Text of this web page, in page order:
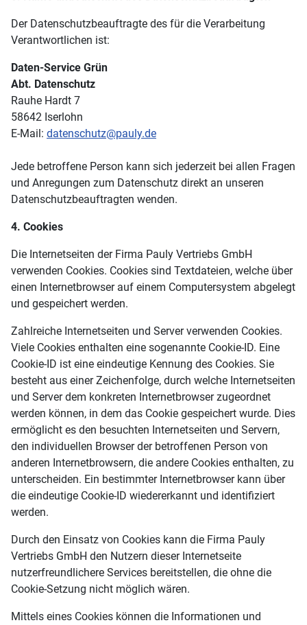
Der Datenschutzbeauftragte des für die Verarbeitung
Verantwortlichen ist:
Daten-Service Grün
Abt. Datenschutz
Rauhe Hardt 7
58642 Iserlohn
E-Mail: datenschutz@pauly.de
Jede betroffene Person kann sich jederzeit bei allen Fragen
und Anregungen zum Datenschutz direkt an unseren
Datenschutzbeauftragten wenden.
4. Cookies
Die Internetseiten der Firma Pauly Vertriebs GmbH
verwenden Cookies. Cookies sind Textdateien, welche über
einen Internetbrowser auf einem Computersystem abgelegt
und gespeichert werden.
Zahlreiche Internetseiten und Server verwenden Cookies.
Viele Cookies enthalten eine sogenannte Cookie-ID. Eine
Cookie-ID ist eine eindeutige Kennung des Cookies. Sie
besteht aus einer Zeichenfolge, durch welche Internetseiten
und Server dem konkreten Internetbrowser zugeordnet
werden können, in dem das Cookie gespeichert wurde. Dies
ermöglicht es den besuchten Internetseiten und Servern,
den individuellen Browser der betroffenen Person von
anderen Internetbrowsern, die andere Cookies enthalten, zu
unterscheiden. Ein bestimmter Internetbrowser kann über
die eindeutige Cookie-ID wiedererkannt und identifiziert
werden.
Durch den Einsatz von Cookies kann die Firma Pauly
Vertriebs GmbH den Nutzern dieser Internetseite
nutzerfreundlichere Services bereitstellen, die ohne die
Cookie-Setzung nicht möglich wären.
Mittels eines Cookies können die Informationen und